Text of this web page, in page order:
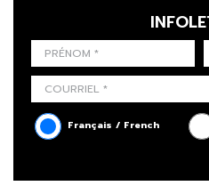
LAST
Français / French